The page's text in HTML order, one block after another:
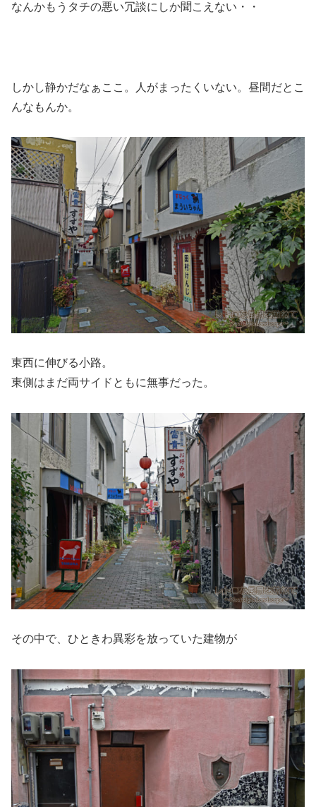
なんかもうタチの悪い冗談にしか聞こえない・・
しかし静かだなぁここ。人がまったくいない。昼間だとこ
んなもんか。
東西に伸びる小路。
東側はまだ両サイドともに無事だった。
その中で、ひときわ異彩を放っていた建物が